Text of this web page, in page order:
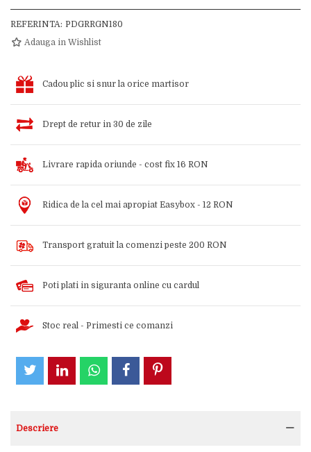
REFERINTA: PDGRRGN180
Adauga in Wishlist
Cadou plic si snur la orice martisor
Drept de retur in 30 de zile
Livrare rapida oriunde - cost fix 16 RON
Ridica de la cel mai apropiat Easybox - 12 RON
Transport gratuit la comenzi peste 200 RON
Poti plati in siguranta online cu cardul
Stoc real - Primesti ce comanzi
Descriere